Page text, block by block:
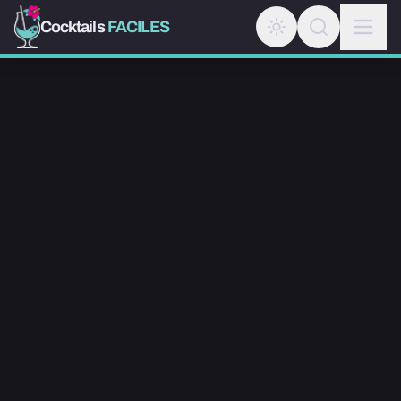
CocktailsFACILES